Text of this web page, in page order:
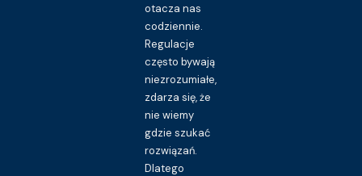
otacza nas
codziennie.
Regulacje
często bywają
niezrozumiałe,
zdarza się, że
nie wiemy
gdzie szukać
rozwiązań.
Dlatego